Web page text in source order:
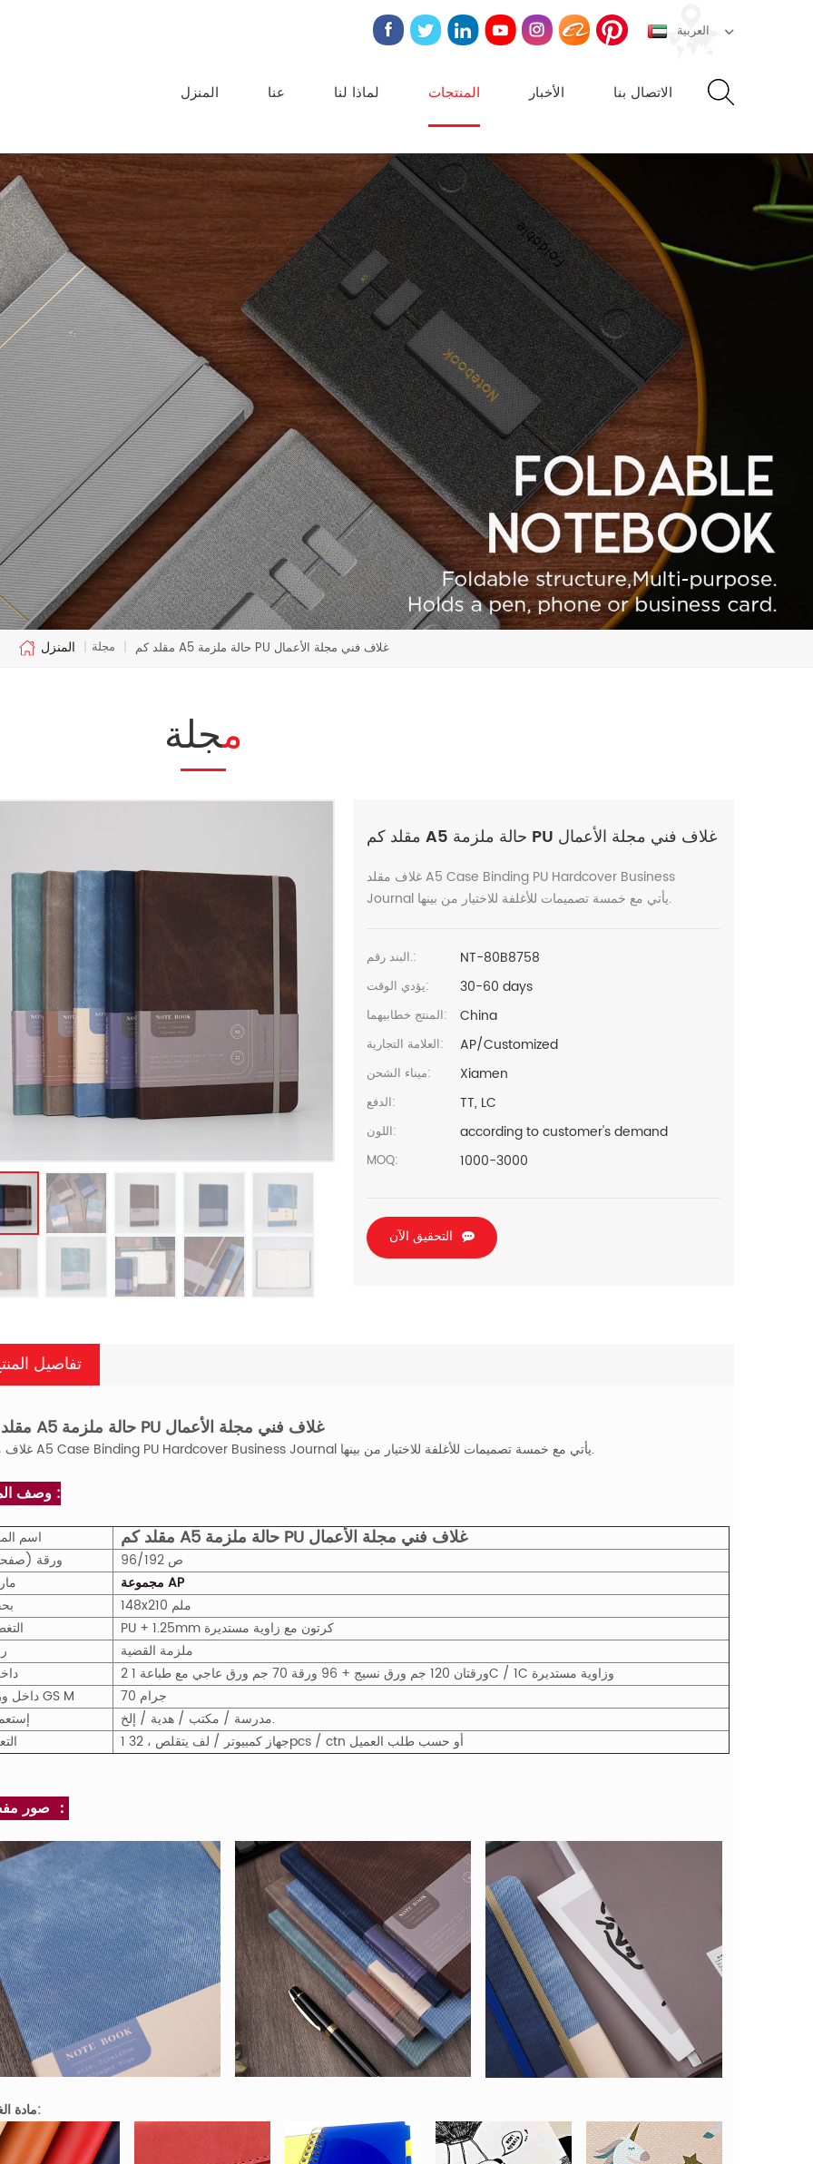
العربية
المنزل عنا لماذا لنا المنتجات الأخبار الاتصال بنا
المنزل | مجلة | مقلد كم A5 حالة ملزمة PU غلاف فني مجلة الأعمال
مجلة
مقلد كم A5 حالة ملزمة PU غلاف فني مجلة الأعمال
غلاف مقلد A5 Case Binding PU Hardcover Business
Journal يأتي مع خمسة تصميمات للأغلفة للاختيار من بينها.
البند رقم.: NT-80B8758
يؤدي الوقت: 30-60 days
المنتج خطابيهما: China
العلامة التجارية: AP/Customized
ميناء الشحن: Xiamen
الدفع: TT, LC
اللون: according to customer's demand
MOQ: 1000-3000
التحقيق الآن
تفاصيل
مقلد كم A5 حالة ملزمة PU غلاف فني مجلة الأعمال
غلاف مقلد A5 Case Binding PU Hardcover Business Journal يأتي مع خمسة تصميمات للأغلفة للاختيار من بينها.
وصف المنتج :
اسم مقلد كم A5 حالة ملزمة PU غلاف فني مجلة الأعمال
ورقة
96/192 ص
مجموعة AP
148x210 ملم
PU + 1.25mm كرتون مع زاوية مستديرة
ملزمة القضية
2 ورقتان 120 جم ورق نسيج + 96 ورقة 70 جم ورق عاجي مع طباعة 1C / 1C وزاوية مستديرة
داخل ورقGS M
70 جرام
مدرسة / مكتب / هدية / إلخ.
1 جهاز كمبيوتر / لف يتقلص ، 32pcs / ctn أو حسب طلب العميل
صور مفصلة ：
مادة الغطاء: